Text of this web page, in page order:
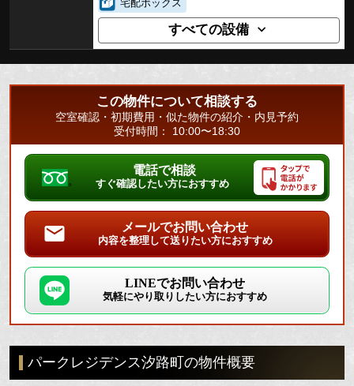
宅配ボックス
すべての設備
この物件について相談する
空室確認・初期費用・似た物件の紹介・内見予約
受付時間： 10:00〜18:30
電話で相談
すぐ確認したい方におすすめ
メールでお問い合わせ
内容を整理して送りたい方におすすめ
LINEでお問い合わせ
気軽にやり取りしたい方におすすめ
パークレジデンス汐路町の物件概要